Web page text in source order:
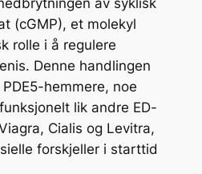
av syklisk
(cGMP), et molekyl
rolle i å regulere
Denne handlingen
hemmere, noe
lik andre ED-
Cialis og Levitra,
forskjeller i starttid